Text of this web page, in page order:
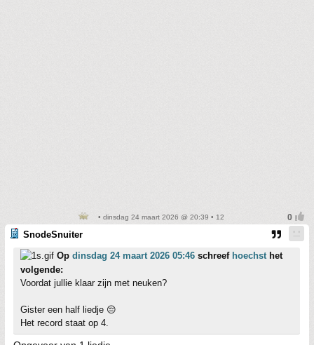
• dinsdag 24 maart 2026 @ 20:39 • 12
SnodeSnuiter
Op dinsdag 24 maart 2026 05:46 schreef hoechsthet
volgende:
Voordat jullie klaar zijn met neuken?
Gister een half liedje 😔
Het record staat op 4.